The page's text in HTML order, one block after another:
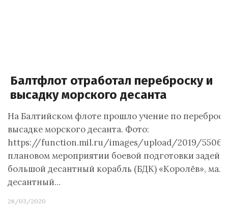
Балтфлот отработал переброску и
высадку морского десанта
На Балтийском флоте прошло учение по
высадке морского десанта. Фото:
https://function.mil.ru/images/upload/2019/
плановом мероприятии боевой подготовки
большой десантный корабль (БДК) «Королёв»,
десантный…
26/03/2020